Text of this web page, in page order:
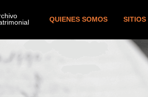
QUIENES SOMOS SITIOS